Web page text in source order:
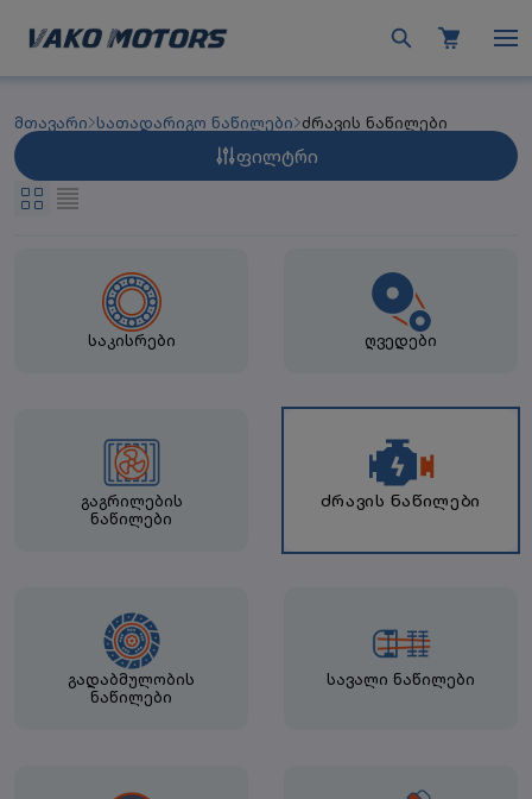
მთავარი სათადარიგო ნაწილები ძრავის ნაწილები
ფილტრი
საკისრები ღვედები
გაგრილების
ნაწილები
ძრავის ნაწილები
გადაბმულობის
ნაწილები
სავალი ნაწილები